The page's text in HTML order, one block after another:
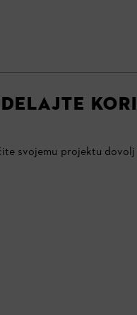
svojemu projektu